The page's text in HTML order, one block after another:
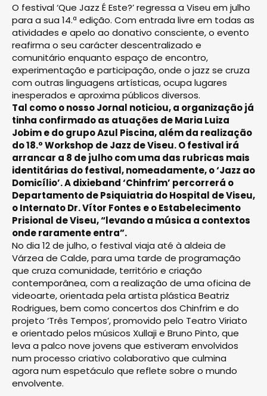
O festival ‘Que Jazz É Este?’ regressa a Viseu em julho
para a sua 14.ª edição. Com entrada livre em todas as
atividades e apelo ao donativo consciente, o evento
reafirma o seu carácter descentralizado e
comunitário enquanto espaço de encontro,
experimentação e participação, onde o jazz se cruza
com outras linguagens artísticas, ocupa lugares
inesperados e aproxima públicos diversos.
Tal como o nosso Jornal noticiou, a organização já
tinha confirmado as atuações de Maria Luiza
Jobim e do grupo Azul Piscina, além da realização
do 18.º Workshop de Jazz de Viseu. O festival irá
arrancar a 8 de julho com uma das rubricas mais
identitárias do festival, nomeadamente, o ‘Jazz ao
Domicílio’. A dixieband ‘Chinfrim’ percorrerá o
Departamento de Psiquiatria do Hospital de Viseu,
o Internato Dr. Vítor Fontes e o Estabelecimento
Prisional de Viseu, “levando a música a contextos
onde raramente entra”.
No dia 12 de julho, o festival viaja até à aldeia de
Várzea de Calde, para uma tarde de programação
que cruza comunidade, território e criação
contemporânea, com a realização de uma oficina de
videoarte, orientada pela artista plástica Beatriz
Rodrigues, bem como concertos dos Chinfrim e do
projeto ‘Três Tempos’, promovido pelo Teatro Viriato
e orientado pelos músicos Xullaji e Bruno Pinto, que
leva a palco nove jovens que estiveram envolvidos
num processo criativo colaborativo que culmina
agora num espetáculo que reflete sobre o mundo
envolvente.